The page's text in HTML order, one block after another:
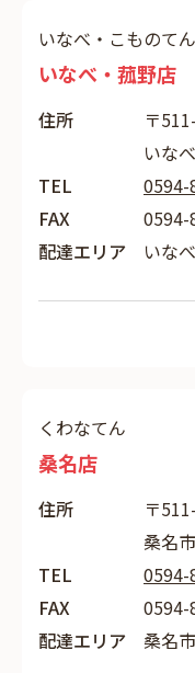
いなべ・こものてん
いなべ・菰野店
住所
〒
いな
TEL
0594-
FAX
0594-
配達エリア
いな
くわなてん
桑名店
住所
〒
桑名
TEL
0594-
FAX
0594-
配達エリア
桑名